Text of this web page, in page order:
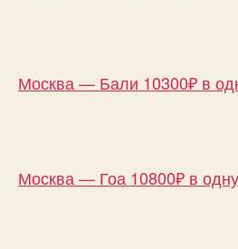
Москва — Бали 10300₽ в
Москва — Гоа 10800₽ в